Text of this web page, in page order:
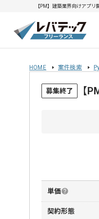
【PM】建築業界向けアプ
HOME 案件検索
募集終了 【
単価
契約形態